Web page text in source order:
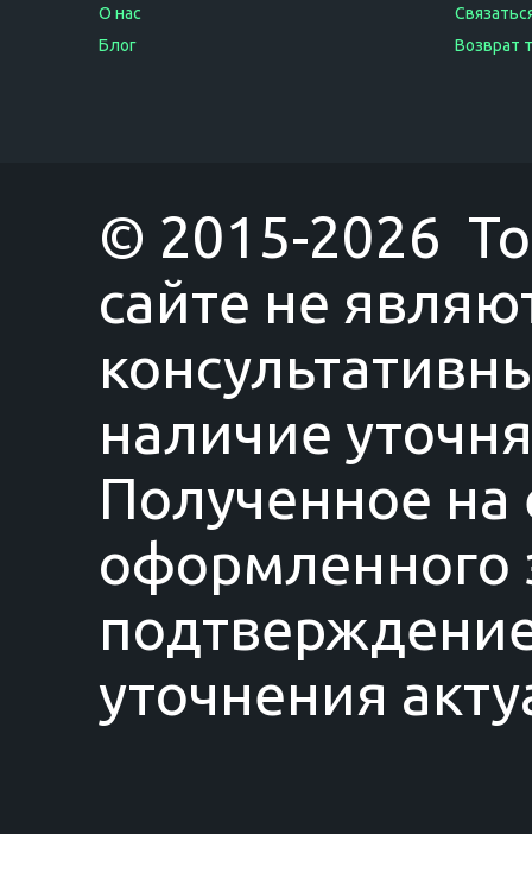
О нас
Блог
Возврат
© 2015-2026
сайте не
наличие
Полученное на
оформленного
уточнения